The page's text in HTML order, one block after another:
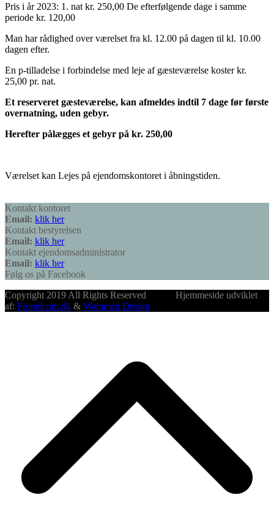
Pris i år 2023: 1. nat kr. 250,00 De efterfølgende dage i samme
periode kr. 120,00
Man har rådighed over værelset fra kl. 12.00 på dagen til kl. 10.00
dagen efter.
En p-tilladelse i forbindelse med leje af gæsteværelse koster kr.
25,00 pr. nat.
Et reserveret gæsteværelse, kan afmeldes indtil 7 dage før første
overnatning, uden gebyr.
Herefter pålægges et gebyr på kr. 250,00
Værelset kan Lejes på ejendomskontoret i åbningstiden.
Kontakt kontoret
Email: klik her
Kontakt bestyrelsen
Email: klik her
Kontakt ejendomsadministrator
Email: klik her
Følg os på Facebook
Copyright 2019 All Rights Reserved Hjemmeside udviklet
af: Propelcom.dk & Wammen Design